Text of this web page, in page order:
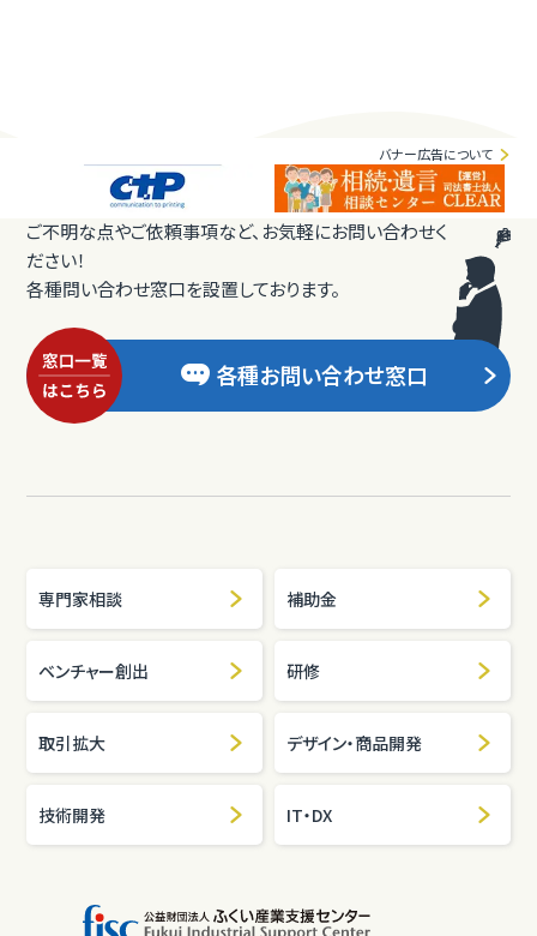
バナー広告について
ご不明な点やご依頼事項など、お気軽にお問い合わせく
ださい！
各種問い合わせ窓口を設置しております。
各種お問い合わせ窓口
専門家相談 補助金
ベンチャー創出 研修
取引拡大 デザイン・商品開発
技術開発 IT・DX